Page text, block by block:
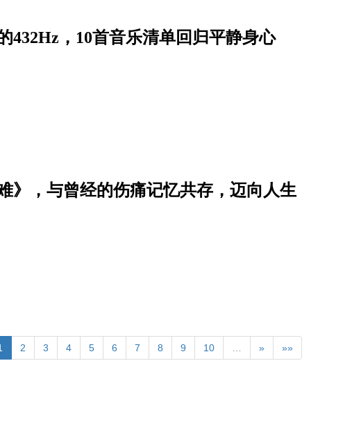
432Hz，10首音乐清单回归平静身心
》，与曾经的伤痛记忆共存，迈向人生
2 3 4 5 6 7 8 9 10 … » »»